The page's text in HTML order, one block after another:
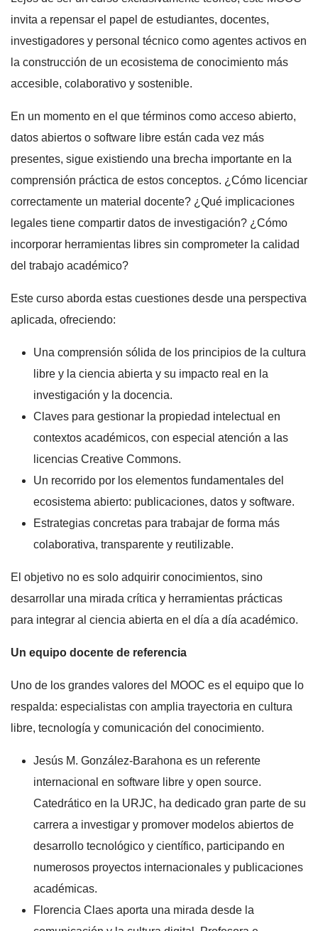
invita a repensar el papel de estudiantes, docentes,
investigadores y personal técnico como agentes activos en
la construcción de un ecosistema de conocimiento más
accesible, colaborativo y sostenible.
En un momento en el que términos como acceso abierto,
datos abiertos o software libre están cada vez más
presentes, sigue existiendo una brecha importante en la
comprensión práctica de estos conceptos. ¿Cómo licenciar
correctamente un material docente? ¿Qué implicaciones
legales tiene compartir datos de investigación? ¿Cómo
incorporar herramientas libres sin comprometer la calidad
del trabajo académico?
Este curso aborda estas cuestiones desde una perspectiva
aplicada, ofreciendo:
Una comprensión sólida de los principios de la cultura
libre y la ciencia abierta y su impacto real en la
investigación y la docencia.
Claves para gestionar la propiedad intelectual en
contextos académicos, con especial atención a las
licencias Creative Commons.
Un recorrido por los elementos fundamentales del
ecosistema abierto: publicaciones, datos y software.
Estrategias concretas para trabajar de forma más
colaborativa, transparente y reutilizable.
El objetivo no es solo adquirir conocimientos, sino
desarrollar una mirada crítica y herramientas prácticas
para integrar al ciencia abierta en el día a día académico.
Un equipo docente de referencia
Uno de los grandes valores del MOOC es el equipo que lo
respalda: especialistas con amplia trayectoria en cultura
libre, tecnología y comunicación del conocimiento.
Jesús M. González-Barahona es un referente
internacional en software libre y open source.
Catedrático en la URJC, ha dedicado gran parte de su
carrera a investigar y promover modelos abiertos de
desarrollo tecnológico y científico, participando en
numerosos proyectos internacionales y publicaciones
académicas.
Florencia Claes aporta una mirada desde la